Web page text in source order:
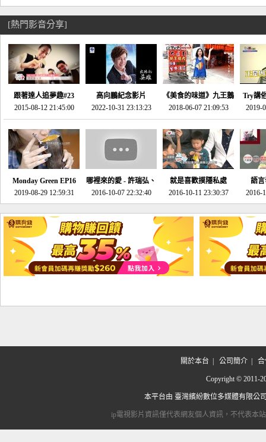
款遊戲打到骨折-電玩
宅速配20230119
直擊展前記者會-電玩
延期齁？-電玩宅速配
金鄉
[熱門影音分享]
跟著達人追夢趣#23
promo-我想開間咖啡
館(謝佳凌)
2015-08-12 21:45:00
高向鵬紀念影片
2022-10-31 23:13:23
《美食的味道》九王鵝
肉
2018-06-07 21:09:53
Try講
2019-
Monday Green EP16
超意外~環保原來可以
邊玩邊做！
2019-08-29 12:59:31
哪裡來的愛 - 許瑞弘、
李其芬
2016-10-07 22:32:40
就是喜歡摸隱私處
2016-10-11 23:30:37
語
2016-
關於本台 公司簡介| 合
Copyright © 2011-
本平台由 臺灣繽紛數位多媒體有限公
ip電視影片資訊僅代表網友個人資訊，不代表本